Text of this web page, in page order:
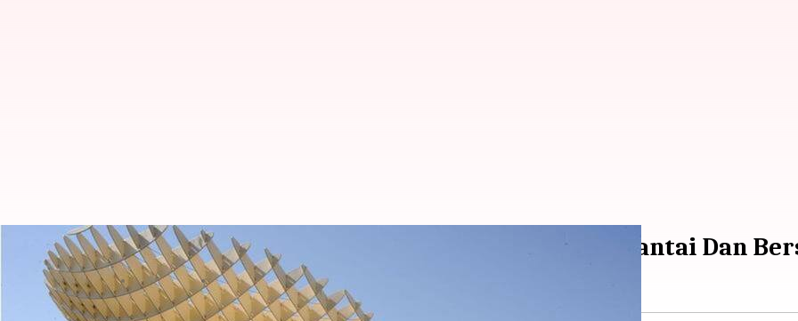
Seville, Spanyol Sangat Cocok Untuk Wisatawan Yang Santai Dan
menulis Handoko Apr 02, 2024 11:40 am